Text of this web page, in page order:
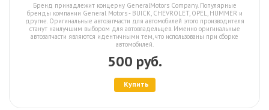
Бренд принадлежит концерну GeneralMotors Company. Популярные
бренды компании General Motors - BUICK, CHEVROLET, OPEL, HUMMER и
другие. Оригинальные автозапчасти для автомобилей этого производителя
станут наилучшим выбором для автовладельцев. Именно оригинальные
автозапчасти являются идентичными тем, что использованы при сборке
автомобилей.
500 руб.
Купить